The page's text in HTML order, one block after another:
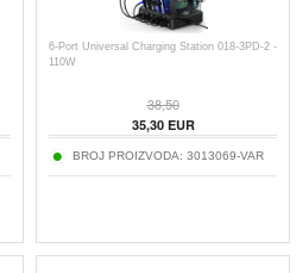
6-Port Universal Charging Station 018-3PD-2 -
110W
38,50
35,30EUR
BROJ PROIZVODA: 3013069-VAR